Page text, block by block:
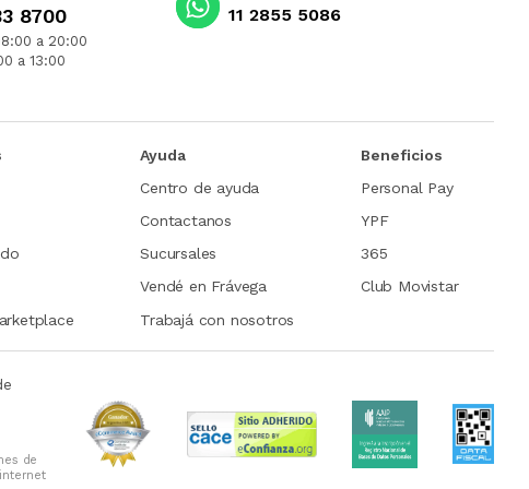
en caso de tener más preguntas!
8700
a 20:00
a 13:00
11 2855 5086
Ayuda
Centro de ayuda
Contactanos
Sucursales
Vendé en Frávega
Trabajá con nosotros
Beneficios
Personal Pay
YPF
365
Club Movistar
de